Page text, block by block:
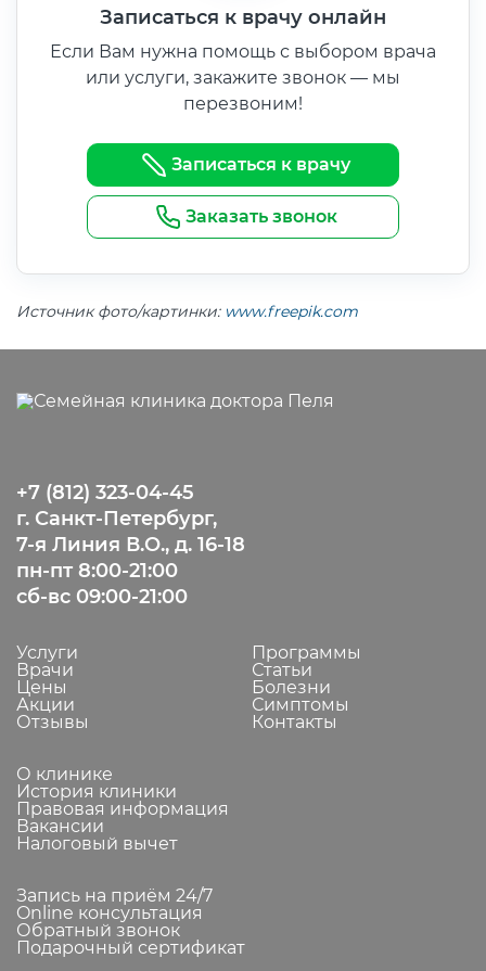
Записаться к врачу онлайн
Если Вам нужна помощь с выбором врача
или услуги, закажите звонок — мы
перезвоним!
Записаться к врачу
Заказать звонок
Источник фото/картинки: www.freepik.com
+7 (812) 323-04-45
г. Санкт-Петербург,
7-я Линия В.О., д. 16-18
пн-пт 8:00-21:00
сб-вс 09:00-21:00
Услуги
Врачи
Цены
Акции
Отзывы
Программы
Статьи
Болезни
Симптомы
Контакты
О клинике
История клиники
Правовая информация
Вакансии
Налоговый вычет
Запись на приём 24/7
Online консультация
Обратный звонок
Подарочный сертификат